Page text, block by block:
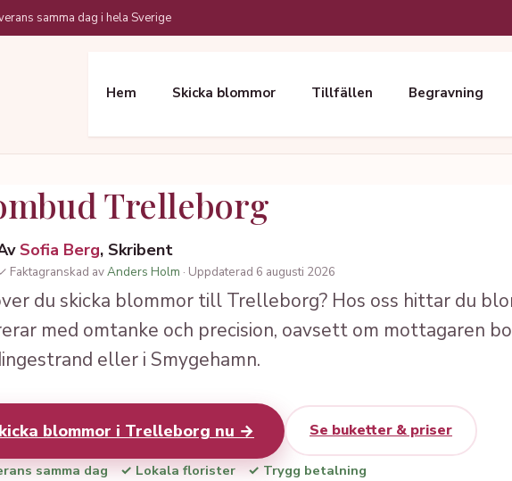
samma dag i hela Sverige
Hem Skicka blommor Tillfällen Begravning
Trelleborg
Sofia Berg, Skribent
Faktagranskad avAnders Holm · Uppdaterad 6 augusti 2026
du skicka blommor till Trelleborg? Hos oss hittar du
med omtanke och precision, oavsett om mottagaren
eller i Smygehamn.
blommor i Trelleborg nu → Se buketter & priser
samma dag ✓ Lokala florister ✓ Trygg betalning